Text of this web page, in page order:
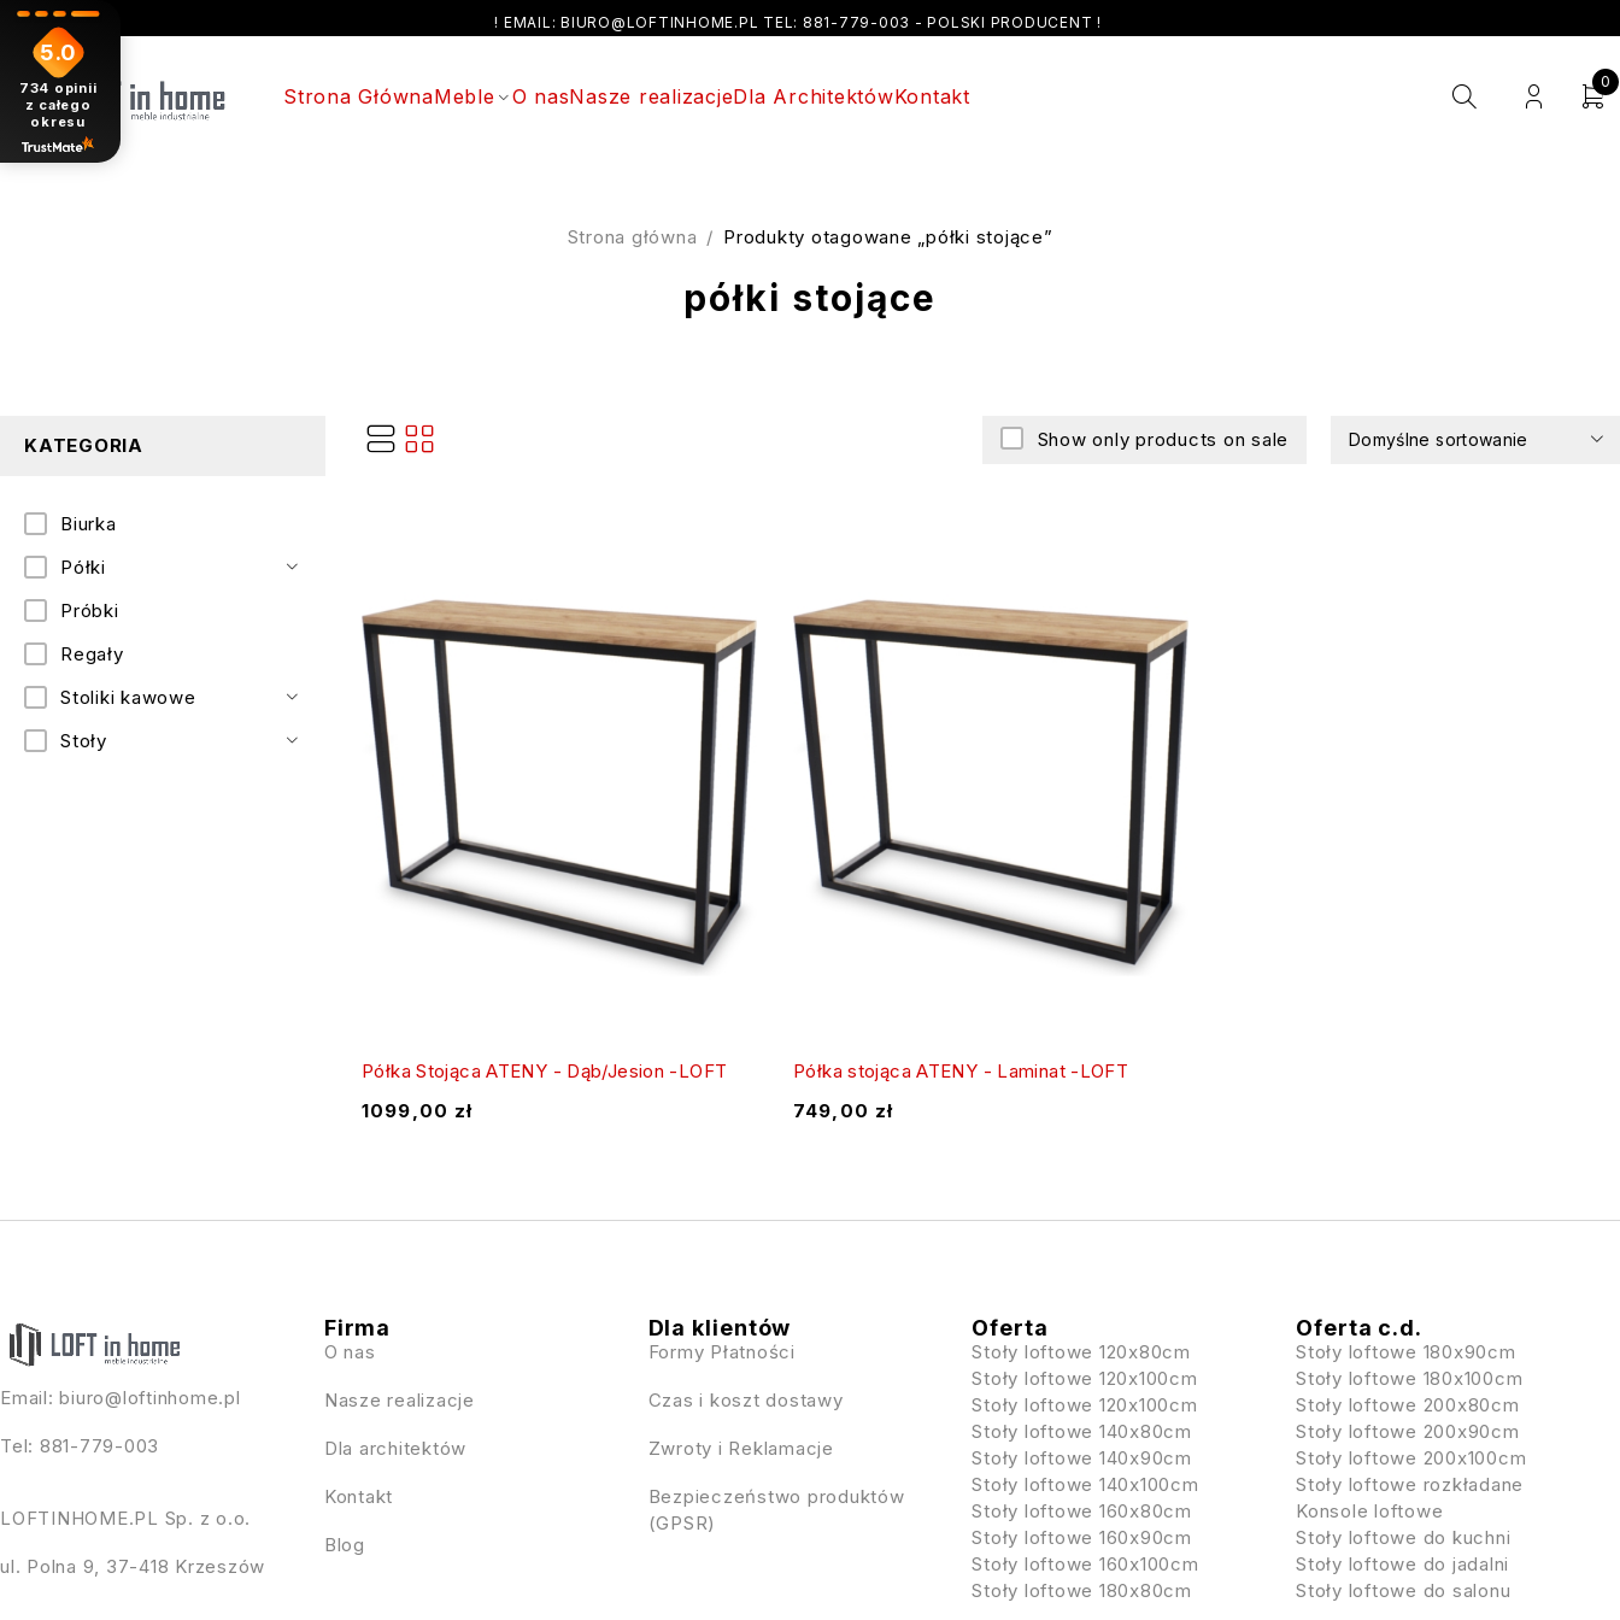
! EMAIL: BIURO@LOFTINHOME.PL TEL: 881-779-003 - POLSKI PRODUCENT !
Strona GłównaMeble O nasNasze realizacjeDla ArchitektówKontakt
0
półki stojące
Strona główna / Produkty otagowane „półki stojące”
KATEGORIA
Biurka
Półki
Próbki
Regały
Stoliki kawowe
Stoły
Show only products on sale Domyślne sortowanie
Półka Stojąca ATENY - Dąb/Jesion -LOFT
1099,00 zł
Półka stojąca ATENY - Laminat -LOFT
749,00 zł
Email:biuro@loftinhome.pl
Tel: 881-779-003
LOFTINHOME.PL Sp. z o.o.
ul. Polna 9, 37-418 Krzeszów
Firma
O nas
Nasze realizacje
Dla architektów
Kontakt
Blog
Dla klientów
Formy Płatności
Czas i koszt dostawy
Zwroty i Reklamacje
Bezpieczeństwo produktów
(GPSR)
Oferta
Stoły loftowe 120x80cm
Stoły loftowe 120x100cm
Stoły loftowe 120x100cm
Stoły loftowe 140x80cm
Stoły loftowe 140x90cm
Stoły loftowe 140x100cm
Stoły loftowe 160x80cm
Stoły loftowe 160x90cm
Stoły loftowe 160x100cm
Stoły loftowe 180x80cm
Oferta c.d.
Stoły loftowe 180x90cm
Stoły loftowe 180x100cm
Stoły loftowe 200x80cm
Stoły loftowe 200x90cm
Stoły loftowe 200x100cm
Stoły loftowe rozkładane
Konsole loftowe
Stoły loftowe do kuchni
Stoły loftowe do jadalni
Stoły loftowe do salonu
5.0
734 opinii
z całego
okresu